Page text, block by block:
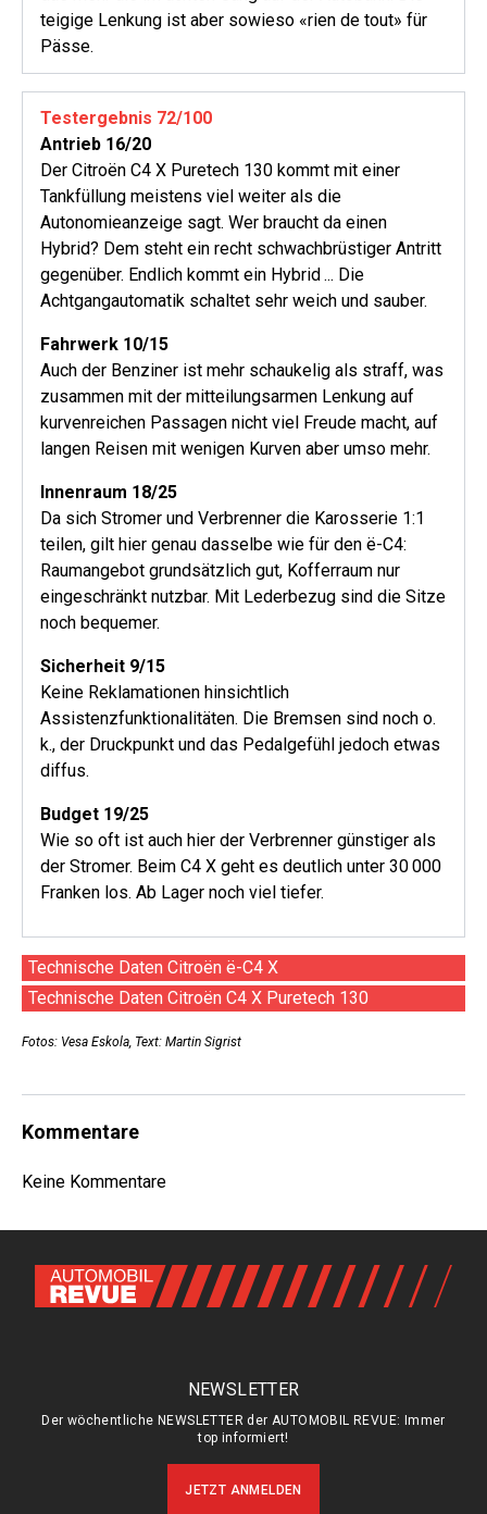
teigige Lenkung ist aber sowieso «rien de tout» für
Pässe.
Testergebnis 72/100
Antrieb 16/20
Der Citroën C4 X Puretech 130 kommt mit einer
Tankfüllung meistens viel weiter als die
Autonomieanzeige sagt. Wer braucht da einen
Hybrid? Dem steht ein recht schwachbrüstiger Antritt
gegenüber. Endlich kommt ein Hybrid ... Die
Achtgangautomatik schaltet sehr weich und sauber.
Fahrwerk 10/15
Auch der Benziner ist mehr schaukelig als straff, was
zusammen mit der mitteilungsarmen Lenkung auf
kurvenreichen Passagen nicht viel Freude macht, auf
langen Reisen mit wenigen Kurven aber umso mehr.
Innenraum 18/25
Da sich Stromer und Verbrenner die Karosserie 1:1
teilen, gilt hier genau dasselbe wie für den ë-C4:
Raumangebot grundsätzlich gut, Kofferraum nur
eingeschränkt nutzbar. Mit Lederbezug sind die Sitze
noch bequemer.
Sicherheit 9/15
Keine Reklamationen hinsichtlich
Assistenzfunktionalitäten. Die Bremsen sind noch o.
k., der Druckpunkt und das Pedalgefühl jedoch etwas
diffus.
Budget 19/25
Wie so oft ist auch hier der Verbrenner günstiger als
der Stromer. Beim C4 X geht es deutlich unter 30 000
Franken los. Ab Lager noch viel tiefer.
Technische Daten Citroën ë-C4 X
Technische Daten Citroën C4 X Puretech 130
Fotos: Vesa Eskola, Text: Martin Sigrist
Kommentare
Keine Kommentare
NEWSLETTER
Der wöchentliche NEWSLETTER der AUTOMOBIL REVUE: Immer
top informiert!
JETZT ANMELDEN